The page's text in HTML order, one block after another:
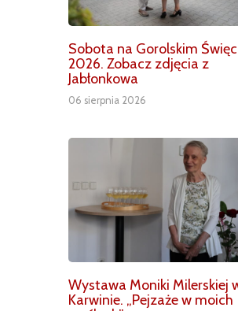
Sobota na Gorolskim
2026. Zobacz zdjęcia z
Jabłonkowa
06 sierpnia 2026
Wystawa Moniki Milerskiej
Karwinie. „Pejzaże w moich